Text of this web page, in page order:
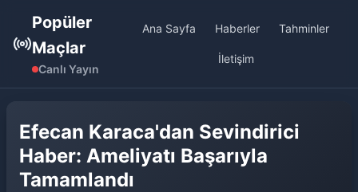
Popüler
Maçlar
Canlı Yayın
Ana Sayfa Haberler Tahminler
İletişim
Efecan Karaca'dan Sevindirici
Haber: Ameliyatı Başarıyla
Tamamlandı